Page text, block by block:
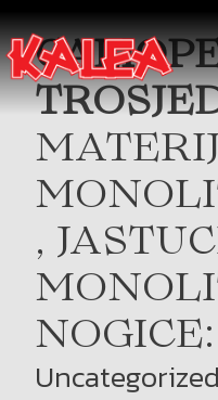
,
Uncategorized